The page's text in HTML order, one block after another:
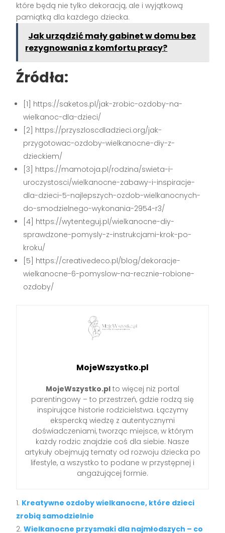
które będą nie tylko dekoracją, ale i wyjątkową
pamiątką dla każdego dziecka.
Jak urządzić mały gabinet w domu bez
rezygnowania z komfortu pracy?
Źródła:
[1] https://saketos.pl/jak-zrobic-ozdoby-na-
wielkanoc-dla-dzieci/
[2] https://przyszloscdladzieci.org/jak-
przygotowac-ozdoby-wielkanocne-diy-z-
dzieckiem/
[3] https://mamotoja.pl/rodzina/swieta-i-
uroczystosci/wielkanocne-zabawy-i-inspiracje-
dla-dzieci-5-najlepszych-ozdob-wielkanocnych-
do-smodzielnego-wykonania-2954-r3/
[4] https://wytenteguj.pl/wielkanocne-diy-
sprawdzone-pomysly-z-instrukcjami-krok-po-
kroku/
[5] https://creativedeco.pl/blog/dekoracje-
wielkanocne-6-pomyslow-na-recznie-robione-
ozdoby/
MojeWszystko.pl
MojeWszystko.pl to więcej niż portal
parentingowy – to przestrzeń, gdzie rodzą się
inspirujące historie rodzicielstwa. Łączymy
ekspercką wiedzę z autentycznymi
doświadczeniami, tworząc miejsce, w którym
każdy rodzic znajdzie coś dla siebie. Nasze
artykuły obejmują tematy od rozwoju dziecka po
lifestyle, a wszystko to podane w przystępnej i
angażującej formie.
Kreatywne ozdoby wielkanocne, które dzieci
zrobią samodzielnie
Wielkanocne przysmaki dla najmłodszych – co